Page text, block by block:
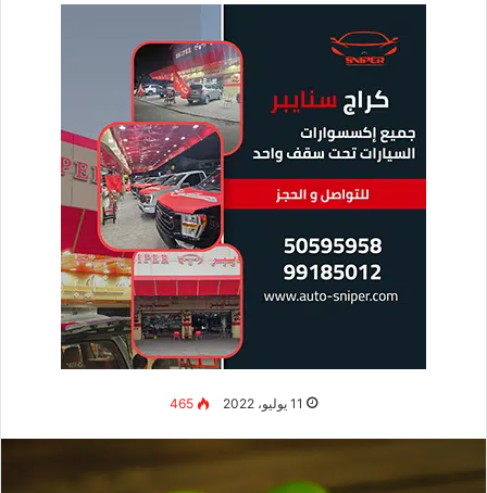
تهدف إلى تحسين الصحة والرفاهية بشكل عام. سواء كنت مبتدئاً أو
لديك خبرة سابقة، فهم أساسيات ضيق التنفس ليلاً ما أسبابه؟ هو
الخطوة الأولى للاستفادة القصوى من فوائده المتعددة.
فيما يلي بعض التفسيرات المحتملة
لأسباب ضيق التنفس ليلاً:
توقف التنفس أثناء النوم
يعد انقطاع النفس أثناء النوم أحد الأسباب الأكثر شيوعًا التي يصاب
بها الأشخاص بضيق في التنفس أثناء الاستلقاء.
بينما يُعتقد بشكل خاطئ أنه مجرد شخير، فإن انقطاع النفس أثناء
النوم هو اضطراب صحي خطير يحدث حيث يتوقف التنفس ويبدأ
مع توقف التنفس أثناء النوم، تسترخي عضلات الحلق وتسد مجرى